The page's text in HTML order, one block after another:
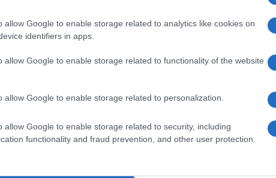
allow Google to enable storage related to analytics like cookies on
identifiers in apps.
allow Google to enable storage related to functionality of the website
allow Google to enable storage related to personalization.
allow Google to enable storage related to security, including
functionality and fraud prevention, and other user protection.
la Coltelleria Collini, unisce il piacere
costruire un oggetto unico con le proprie